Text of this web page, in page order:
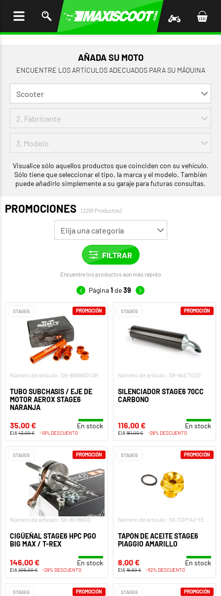
AÑADA SU MOTO
ENCUENTRE LOS ARTÍCULOS ADECUADOS PARA SU MÁQUINA
Visualice sólo aquellos productos que coinciden con su vehículo.
Sólo tiene que seleccionar el tipo, la marca y el modelo. También
puede añadirlo simplemente a su garaje para futuras consultas.
PROMOCIONES (2291 Productos)
Encuentre los productos aún más rápido
Página1 de39
STAGE6
Número de artículo: S6-9916610/OR
TUBO SUBCHASIS / EJE DE
MOTOR AEROX STAGE6
NARANJA
35,00 € En stock
EIA43,00 € -19% DESCUENTO
PROMOCIÓN STAGE6
Número de artículo: S6-94ET020
SILENCIADOR STAGE6 70CC
CARBONO
116,00 € En stock
EIA161,00 € -28% DESCUENTO
PROMOCIÓN
STAGE6
Número de artículo: S6-8018600
CIGÜEÑAL STAGE6 HPC PGO
BIG MAX / T-REX
146,00 € En stock
EIA205,00 € -29% DESCUENTO
PROMOCIÓN STAGE6
Número de artículo: S6-SSP141/YE
TAPÓN DE ACEITE STAGE6
PIAGGIO AMARILLO
8,00 € En stock
EIA16,50 € -52% DESCUENTO
PROMOCIÓN
STAGE6 PROMOCIÓN STAGE6 PROMOCIÓN